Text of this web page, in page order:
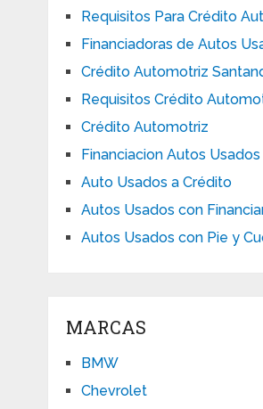
Requisitos Para Crédito
Financiadoras de Autos
Crédito Automotriz
Requisitos Crédito
Crédito Automotriz
Financiacion Autos Usados
Auto Usados a Crédito
Autos Usados con
Autos Usados con Pie y
MARCAS
BMW
Chevrolet